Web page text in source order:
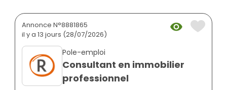
Annonce N°8881865
il y a 13 jours (28/07/2026)
Pole-emploi
Consultant en immobilier
professionnel